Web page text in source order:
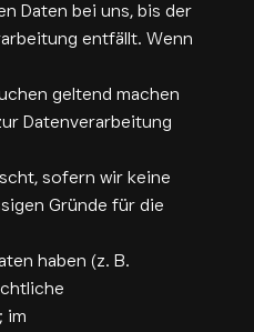
Daten bei uns, bis der
entfällt. Wenn
geltend machen
Datenverarbeitung
sofern wir keine
Gründe für die
haben (z. B.
im